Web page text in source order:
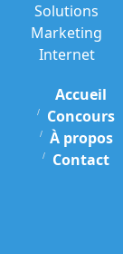
de
pourrez
au
Vous
bulletins
en
Solutions
Marketing
Internet
Accueil
Concours
À propos
Contact